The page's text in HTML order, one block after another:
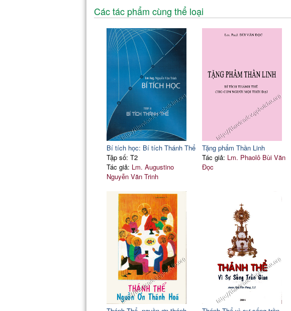
Các tác phẩm cùng thể loại
Bí tích học: Bí tích Thánh Thể
Tập số: T2
Tác giả: Lm. Augustino
Nguyễn Văn Trinh
Tặng phẩm Thần Linh
Tác giả: Lm. Phaolô Bùi Văn
Đọc